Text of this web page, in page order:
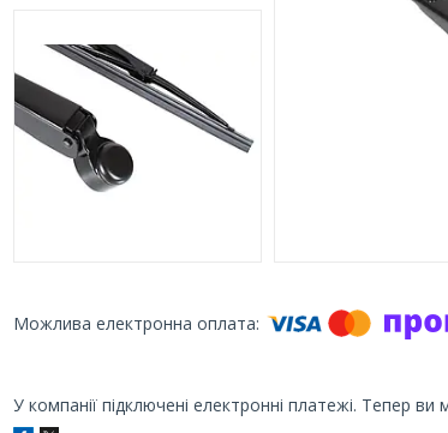
У компанії підключені електронні платежі. Тепер